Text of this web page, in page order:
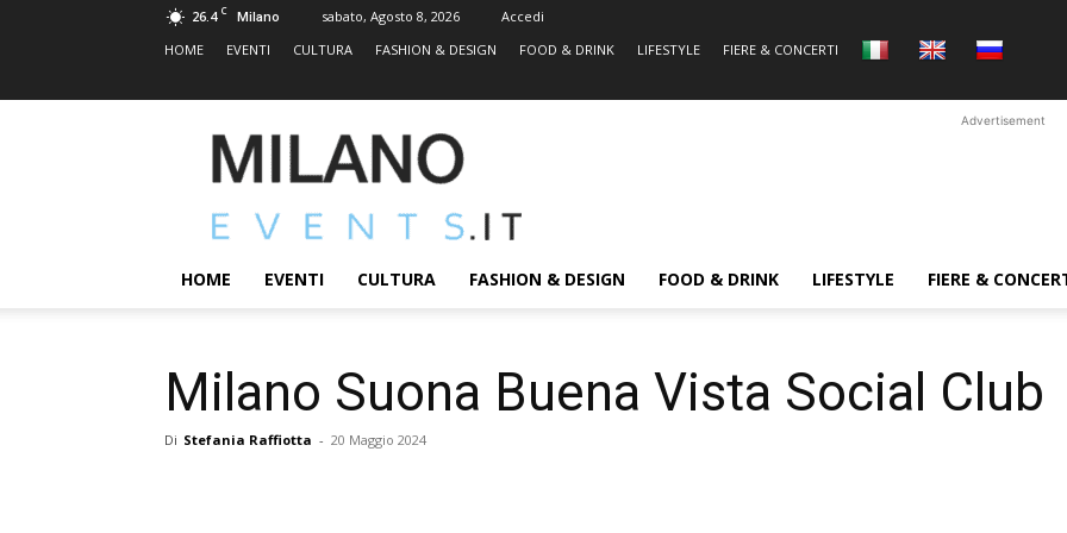
26.4 C Milano sabato, Agosto 8, 2026
Accedi
HOME
EVENTI CULTURA FASHION & DESIGN FOOD & DRINK LIFESTYLE FIERE & CONCERTI
MILANOEVENTS.IT
|
2.0
ed
Eventi
Advertisement
HOME EVENTI CULTURA FASHION & DESIGN FOOD & DRINK LIFESTYLE FIERE &
Milano Suona Buena Vista Social Club
Di Stefania Raffiotta - 20 Maggio 2024